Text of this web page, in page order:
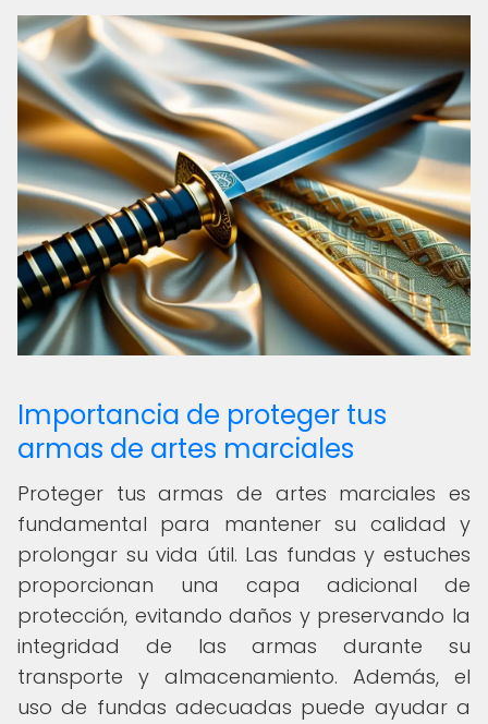
Importancia de proteger tus
armas de artes marciales
Proteger tus armas de artes marciales es
fundamental para mantener su calidad y
prolongar su vida útil. Las fundas y estuches
proporcionan una capa adicional de
protección, evitando daños y preservando la
integridad de las armas durante su
transporte y almacenamiento. Además, el
uso de fundas adecuadas puede ayudar a